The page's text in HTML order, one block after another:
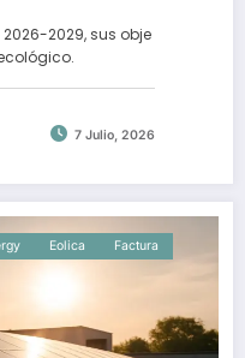
2029, sus obje
7 Julio, 2026
Eolica
Factura